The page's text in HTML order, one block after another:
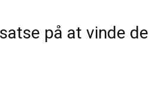
på at vinde de